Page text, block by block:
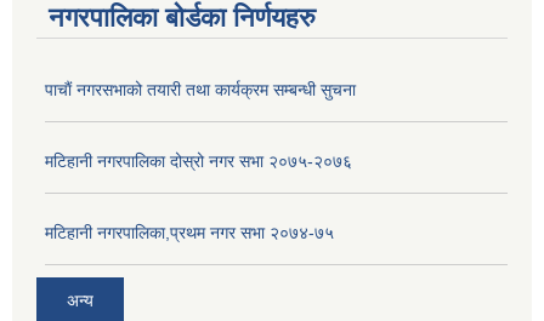
नगरपालिका बोर्डका निर्णयहरु
पाचाैं नगरसभाको तयारी तथा कार्यक्रम सम्बन्धी सुचना
मटिहानी नगरपालिका दोस्रो नगर सभा २०७५-२०७६
मटिहानी नगरपालिका,प्रथम नगर सभा २०७४-७५
अन्य